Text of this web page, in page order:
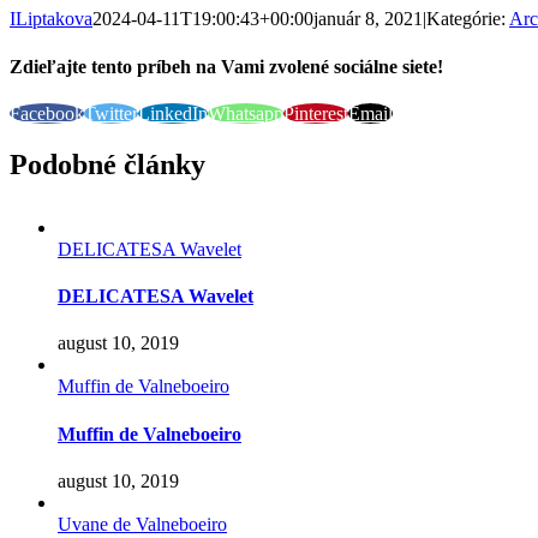
ILiptakova2024-04-11T19:00:43+00:00január 8, 2021|Kategórie:
Zdieľajte tento príbeh na Vami zvolené sociálne siete!
FacebookTwitterLinkedInWhatsappPinterestEmail
Podobné články
DELICATESA Wavelet
DELICATESA Wavelet
august 10, 2019
Muffin de Valneboeiro
Muffin de Valneboeiro
august 10, 2019
Uvane de Valneboeiro